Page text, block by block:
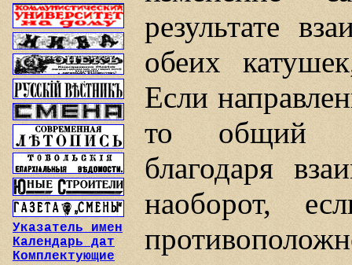
Указатель имен
Календарь дат
Комплектующие
результате
обеих
Если
то общий
благодаря
наоборот,